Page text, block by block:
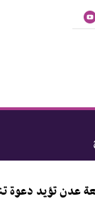
تنفيذية